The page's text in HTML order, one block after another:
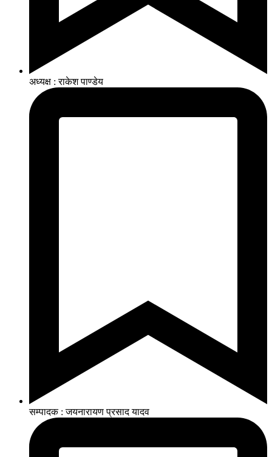
अध्यक्ष : राकेश पाण्डेय
सम्पादक : जयनारायण प्रसाद यादव